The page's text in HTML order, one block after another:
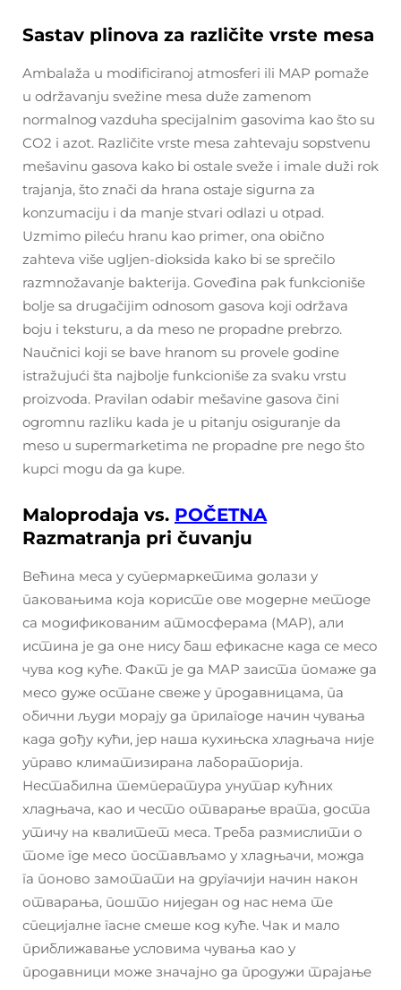
Sastav plinova za različite vrste mesa
Ambalaža u modificiranoj atmosferi ili MAP pomaže
u održavanju svežine mesa duže zamenom
normalnog vazduha specijalnim gasovima kao što su
CO2 i azot. Različite vrste mesa zahtevaju sopstvenu
mešavinu gasova kako bi ostale sveže i imale duži rok
trajanja, što znači da hrana ostaje sigurna za
konzumaciju i da manje stvari odlazi u otpad.
Uzmimo pileću hranu kao primer, ona obično
zahteva više ugljen-dioksida kako bi se sprečilo
razmnožavanje bakterija. Goveđina pak funkcioniše
bolje sa drugačijim odnosom gasova koji održava
boju i teksturu, a da meso ne propadne prebrzo.
Naučnici koji se bave hranom su provele godine
istražujući šta najbolje funkcioniše za svaku vrstu
proizvoda. Pravilan odabir mešavine gasova čini
ogromnu razliku kada je u pitanju osiguranje da
meso u supermarketima ne propadne pre nego što
kupci mogu da ga kupe.
Maloprodaja vs. POČETNA
Razmatranja pri čuvanju
Већина меса у супермаркетима долази у
паковањима која користе ове модерне методе
са модификованим атмосферама (MAP), али
истинa је да оне нису баш ефикасне када се месо
чува код куће. Факт је да MAP заиста помаже да
месо дуже остане свеже у продавницама, па
обични људи морају да прилагоде начин чувања
када дођу кући, јер наша кухињска хладњача није
управо климатизирана лабораторија.
Нестабилна температура унутар кућних
хладњача, као и често отварање врата, доста
утичу на квалитет меса. Треба размислити о
томе где месо постављамо у хладњачи, можда
га поново замотати на другачији начин након
отварања, пошто ниједан од нас нема те
специјалне гасне смеше код куће. Чак и мало
приближавање условима чувања као у
продавници може значајно да продужи трајање